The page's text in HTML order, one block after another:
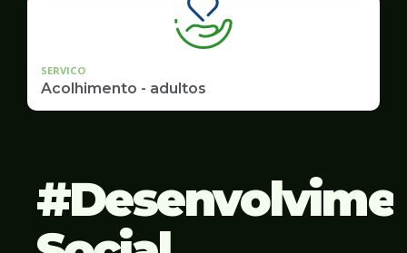
SERVICO
Acolhimento - adultos